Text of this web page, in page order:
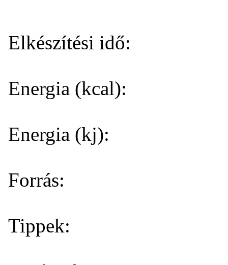
Elkészítési idő:
Energia (kcal):
Energia (kj):
Forrás:
Tippek: